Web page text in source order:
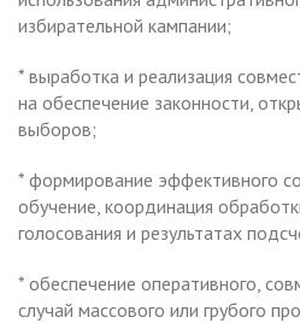
избирательной кампании;
* выработка и реализация
на обеспечение законности,
выборов;
* формирование эффективного
обучение, координация
голосования и результатах
* обеспечение оперативного,
случай массового или грубого